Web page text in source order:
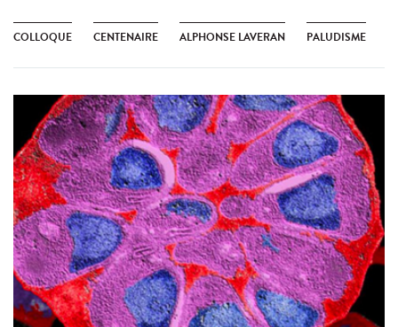
COLLOQUE CENTENAIRE ALPHONSE LAVERAN PALUDISME